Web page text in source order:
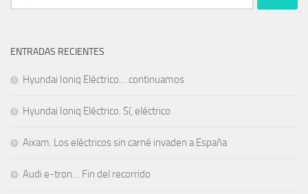
ENTRADAS RECIENTES
Hyundai Ioniq Eléctrico… continuamos
Hyundai Ioniq Eléctrico. Sí, eléctrico
Aixam. Los eléctricos sin carné invaden a España
Audi e-tron… Fin del recorrido